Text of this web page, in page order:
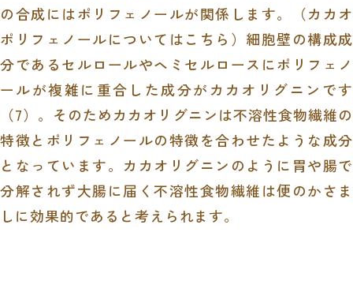
の合成にはポリフェノールが関係します。（カカオ
ポリフェノールについてはこちら）細胞壁の構成成
分であるセルロールやヘミセルロースにポリフェノ
ールが複雑に重合した成分がカカオリグニンです
（7）。そのためカカオリグニンは不溶性食物繊維の
特徴とポリフェノールの特徴を合わせたような成分
となっています。カカオリグニンのように胃や腸で
分解されず大腸に届く不溶性食物繊維は便のかさま
しに効果的であると考えられます。